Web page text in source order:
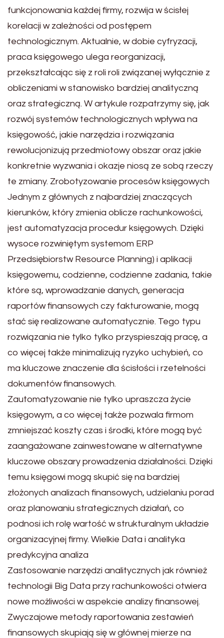
funkcjonowania każdej firmy, rozwija w ścisłej
korelacji w zależności od postępem
technologicznym. Aktualnie, w dobie cyfryzacji,
praca księgowego ulega reorganizacji,
przekształcając się z roli roli związanej wyłącznie z
obliczeniami w stanowisko bardziej analityczną
oraz strategiczną. W artykule rozpatrzymy się, jak
rozwój systemów technologicznych wpływa na
księgowość, jakie narzędzia i rozwiązania
rewolucjonizują przedmiotowy obszar oraz jakie
konkretnie wyzwania i okazje niosą ze sobą rzeczy
te zmiany. Zrobotyzowanie procesów księgowych
Jednym z głównych z najbardziej znaczących
kierunków, który zmienia oblicze rachunkowości,
jest automatyzacja procedur księgowych. Dzięki
wysoce rozwiniętym systemom ERP
Przedsiębiorstw Resource Planning) i aplikacji
księgowemu, codzienne, codzienne zadania, takie
które są, wprowadzanie danych, generacja
raportów finansowych czy fakturowanie, mogą
stać się realizowane automatycznie. Tego typu
rozwiązania nie tylko tylko przyspieszają pracę, a
co więcej także minimalizują ryzyko uchybień, co
ma kluczowe znaczenie dla ścisłości i rzetelności
dokumentów finansowych.
Zautomatyzowanie nie tylko upraszcza życie
księgowym, a co więcej także pozwala firmom
zmniejszać koszty czas i środki, które mogą być
zaangażowane zainwestowane w alternatywne
kluczowe obszary prowadzenia działalności. Dzięki
temu księgowi mogą skupić się na bardziej
złożonych analizach finansowych, udzielaniu porad
oraz planowaniu strategicznych działań, co
podnosi ich rolę wartość w strukturalnym układzie
organizacyjnej firmy. Wielkie Data i analityka
predykcyjna analiza
Zastosowanie narzędzi analitycznych jak również
technologii Big Data przy rachunkowości otwiera
nowe możliwości w aspekcie analizy finansowej.
Zwyczajowe metody raportowania zestawień
finansowych skupiają się w głównej mierze na